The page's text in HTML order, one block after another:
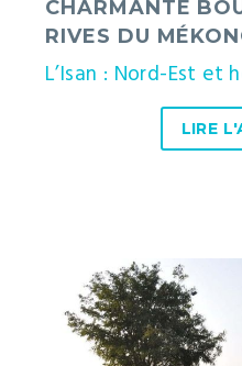
CHARMANTE
RIVES DU
L’Isan : Nord-Est et
LIRE
Khong
Chiam